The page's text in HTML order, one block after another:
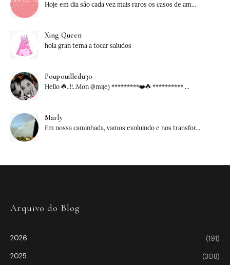
Hoje em dia são cada vez mais raros os casos de am...
Xing Queen
hola gran tema a tocar saludos
Poupouilledu30
Hello ☘️..!!..Mon @mi(e) *********❤️☘️ ********** ...
Marly
Em nossa caminhada, vamos evoluindo e nos transfor...
Arquivo do Blog
2026
(191)
2025
(308)